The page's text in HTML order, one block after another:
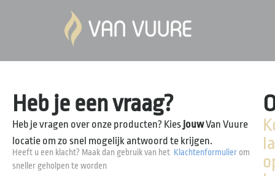
Heb je een vraag?
Heb je vragen over onze producten? Kies jouwVan Vuure
locatie om zo snel mogelijk antwoord te krijgen.
Heeft u een klacht? Maak dan gebruik van het Klachtenformulier om
sneller geholpen te worden